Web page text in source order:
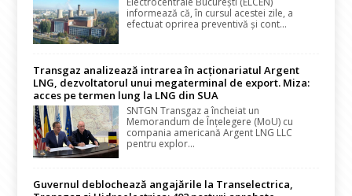
informează că, în cursul acestei zile, a
efectuat oprirea preventivă și cont...
Transgaz analizează intrarea în acționariatul Argent
LNG, dezvoltatorul unui megaterminal de export. Miza:
acces pe termen lung la LNG din SUA
SNTGN Transgaz a încheiat un
Memorandum de Înțelegere (MoU) cu
compania americană Argent LNG LLC
pentru explor...
Guvernul deblochează angajările la Transelectrica,